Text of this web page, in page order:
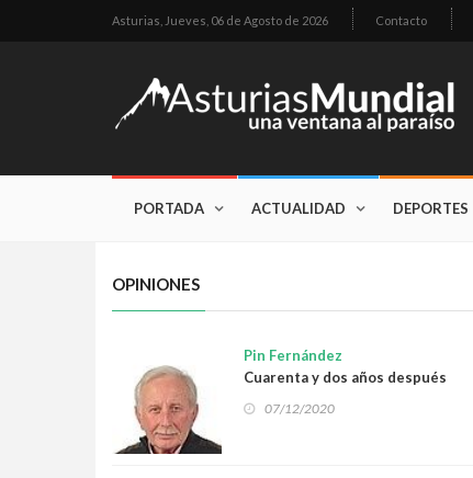
Asturias, Jueves, 06 de Agosto de 2026 Contacto
PORTADA ACTUALIDAD DEPORTES
OPINIONES
Pin Fernández
Cuarenta y dos años después
07/12/2020